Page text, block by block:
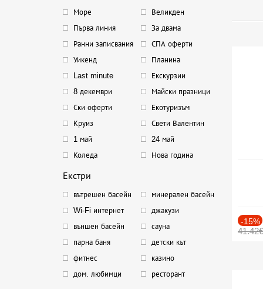
Море
Великден
Първа линия
За двама
Ранни записвания
СПА оферти
Уикенд
Планина
Last minute
Екскурзии
8 декември
Майски празници
Ски оферти
Екотуризъм
Круиз
Свети Валентин
1 май
24 май
Коледа
Нова година
Екстри
вътрешен басейн
минерален басейн
Wi-Fi интернет
джакузи
външен басейн
сауна
парна баня
детски кът
фитнес
казино
дом. любимци
ресторант
-15%
41.42€